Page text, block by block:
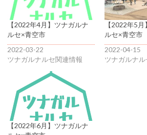
【2022年4月】ツナガルナ
ルセ×青空市
2022-03-22
ツナガルナルセ関連情報
【2022年5
ルセ×青空市
2022-04-15
ツナガルナ
【2022年6月】ツナガルナ